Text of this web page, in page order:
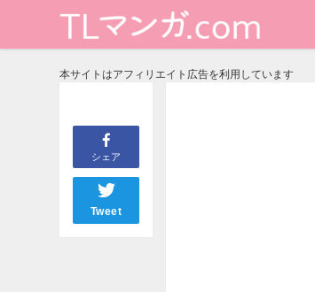
本サイトはアフィリエイト広告を利用しています
シェア
Tweet